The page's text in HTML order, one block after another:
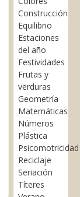
Construcción
Equilibrio
Estaciones
del año
Festividades
Frutas y
verduras
Geometría
Matemáticas
Números
Plástica
Psicomotricidad
Reciclaje
Seriación
Títeres